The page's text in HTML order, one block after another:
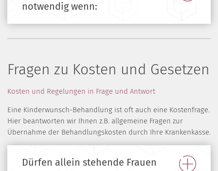
notwendig wenn:
Fragen zu Kosten und Gesetzen
Kosten und Regelungen in Frage und Antwort
Eine Kinderwunsch-Behandlung ist oft auch eine Kostenfrage.
Hier beantworten wir Ihnen z.B. allgemeine Fragen zur
Übernahme der Behandlungskosten durch Ihre Krankenkasse.
Dürfen allein stehende Frauen